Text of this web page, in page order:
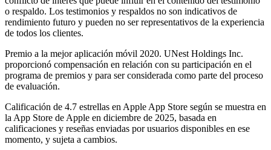
o respaldo. Los testimonios y respaldos no son indicativos de
rendimiento futuro y pueden no ser representativos de la experiencia
de todos los clientes.
Premio a la mejor aplicación móvil 2020. UNest Holdings Inc.
proporcionó compensación en relación con su participación en el
programa de premios y para ser considerada como parte del proceso
de evaluación.
Calificación de 4.7 estrellas en Apple App Store según se muestra en
la App Store de Apple en diciembre de 2025, basada en
calificaciones y reseñas enviadas por usuarios disponibles en ese
momento, y sujeta a cambios.